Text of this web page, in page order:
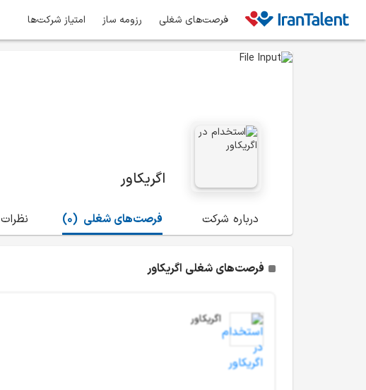
فرصت‌های شغلی رزومه ساز امتیاز شرکت‌ها
اگریکاور
درباره شرکت (0) فرصت‌های شغلی نظرات
فرصت‌های شغلی اگریکاور
اگریکاور